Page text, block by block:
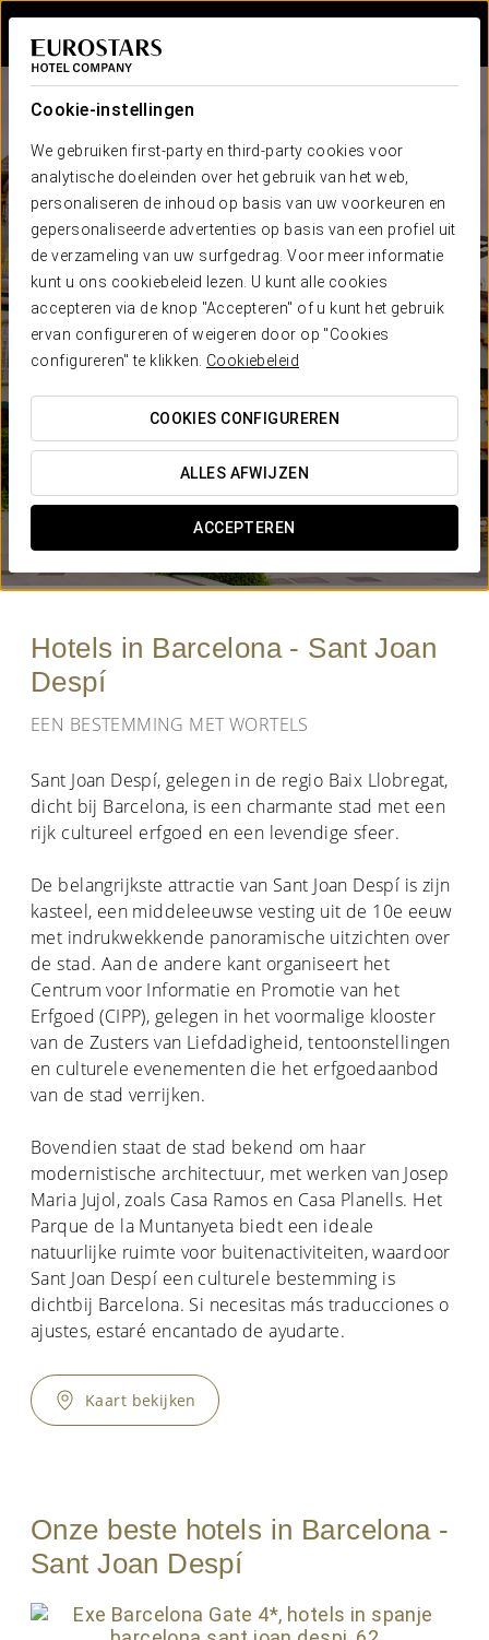
Cookie-instellingen
We gebruiken first-party en third-party cookies voor
analytische doeleinden over het gebruik van het web,
personaliseren de inhoud op basis van uw voorkeuren en
gepersonaliseerde advertenties op basis van een profiel uit
de verzameling van uw surfgedrag. Voor meer informatie
kunt u ons cookiebeleid lezen. U kunt alle cookies
accepteren via de knop "Accepteren" of u kunt het gebruik
ervan configureren of weigeren door op "Cookies
configureren" te klikken. Cookiebeleid
COOKIES CONFIGUREREN
ALLES AFWIJZEN
ACCEPTEREN
Hotels in Barcelona - Sant Joan
Despí
EEN BESTEMMING MET WORTELS
Sant Joan Despí, gelegen in de regio Baix Llobregat,
dicht bij Barcelona, is een charmante stad met een
rijk cultureel erfgoed en een levendige sfeer.
De belangrijkste attractie van Sant Joan Despí is zijn
kasteel, een middeleeuwse vesting uit de 10e eeuw
met indrukwekkende panoramische uitzichten over
de stad. Aan de andere kant organiseert het
Centrum voor Informatie en Promotie van het
Erfgoed (CIPP), gelegen in het voormalige klooster
van de Zusters van Liefdadigheid, tentoonstellingen
en culturele evenementen die het erfgoedaanbod
van de stad verrijken.
Bovendien staat de stad bekend om haar
modernistische architectuur, met werken van Josep
Maria Jujol, zoals Casa Ramos en Casa Planells. Het
Parque de la Muntanyeta biedt een ideale
natuurlijke ruimte voor buitenactiviteiten, waardoor
Sant Joan Despí een culturele bestemming is
dichtbij Barcelona. Si necesitas más traducciones o
ajustes, estaré encantado de ayudarte.
Kaart bekijken
Onze beste hotels in Barcelona -
Sant Joan Despí